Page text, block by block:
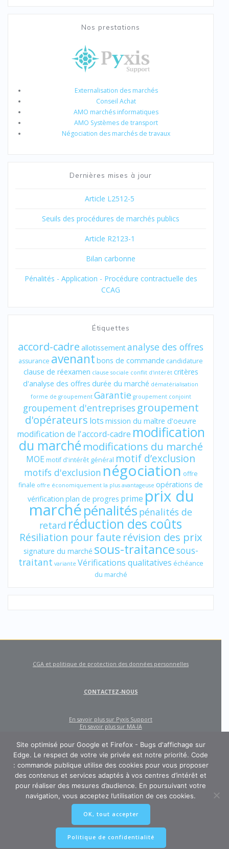
Nos prestations
Externalisation des marchés
Conseil Achat
AMO marchés informatiques
AMO Systèmes de transport
Négociation des marchés de travaux
Dernières mises à jour
Article L2512-5
Seuils des procédures de marchés publics
Article R2123-1
Bilan carbonne
Pénalités - Application - Procédure contractuelle des
CCAG
Étiquettes
accord-cadre allotissementanalyse des offres
assurance avenant bons de commande candidature
clause de réexamen clause sociale conflit d'intérêt critères
d'analyse des offres durée du marché dématérialisation
forme de groupement Garantie groupement conjoint
groupement d'entreprises groupement
d'opérateurs lots mission du maître d'oeuvre
modification de l'accord-cadre modification
du marché modifications du marché
MOE motif d'intérêt général motif d’exclusion
motifs d'exclusion négociation offre
finale offre économiquement la plus avantageuse opérations de
vérification plan de progres prime prix du
marchépénalités pénalités de
retard réduction des coûts
Résiliation pour faute révision des prix
signature du marché sous-traitancesous-
traitant variante Vérifications qualitatives échéance
du marché
CODE : COMMANDE PUBLIQUE
Un site créé et édité par Pyxis Support, cabinet de conseil en achats et
marchés publics : AMO, Externalisation des marchés, Contract Management,
Ingénierie contractuelle
CGA et politique de protection des données personnelles
CONTACTEZ-NOUS
En savoir plus sur Pyxis Support
En savoir plus sur MA-IA
Site optimisé pour Google et Firefox - Bugs d'affichage sur
Edge. Le respect de votre vie privée est notre priorité. Code
: commande publique utilise des cookies pour vous proposer
des contenus et services adaptés à vos centres d’intérêt et
pour réaliser des mesures d’audience. En poursuivant votre
navigation, vous acceptez l’utilisation de ces cookies.
OK, tout accepter
Politique de confidentialité